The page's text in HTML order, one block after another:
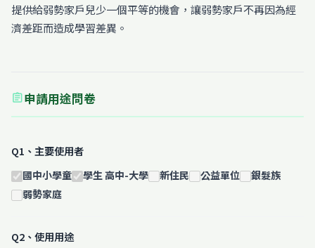
提供給弱勢家戶兒少一個平等的機會，讓弱勢家戶不再因為經
濟差距而造成學習差異。
assignment申請用途問卷
Q1、主要使用者
國中小學童 學生 高中-大學 新住民 公益單位
銀髮族
弱勢家庭
Q2、使用用途